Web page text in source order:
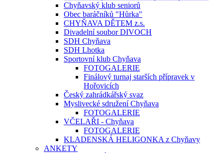
Chyňavský klub seniorů
Obec baráčníků "Hůrka"
CHYŇAVA DĚTEM z.s.
Divadelní soubor DIVOCH
SDH Chyňava
SDH Lhotka
Sportovní klub Chyňava
FOTOGALERIE
Finálový turnaj starších přípravek v
Hořovicích
Český zahrádkářský svaz
Myslivecké sdružení Chyňava
FOTOGALERIE
VČELAŘI - Chyňava
FOTOGALERIE
KLADENSKÁ HELIGONKA z Chyňavy
ANKETY